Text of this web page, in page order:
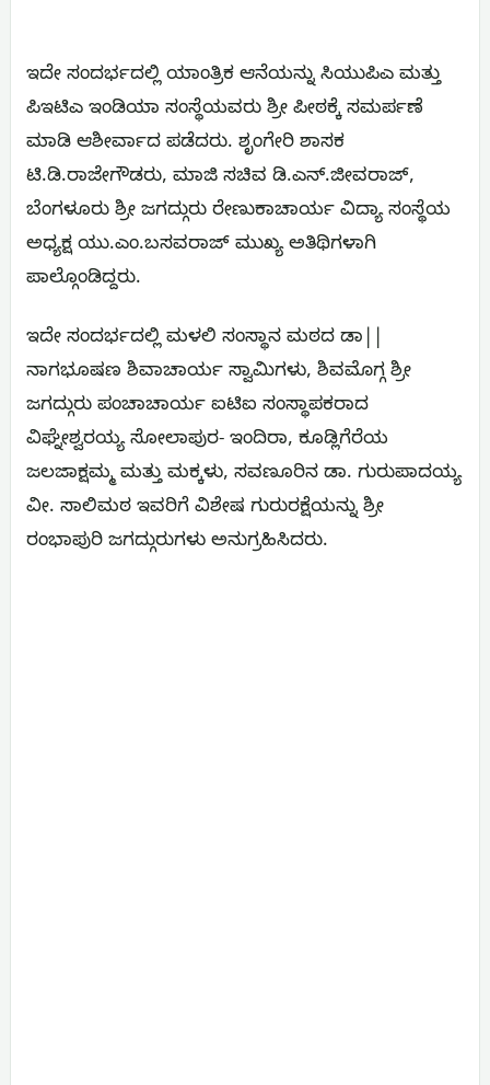
ಇದೇ ಸಂದರ್ಭದಲ್ಲಿ ಯಾಂತ್ರಿಕ ಆನೆಯನ್ನು ಸಿಯುಪಿಎ ಮತ್ತು
ಪಿಇಟಿಎ ಇಂಡಿಯಾ ಸಂಸ್ಥೆಯವರು ಶ್ರೀ ಪೀಠಕ್ಕೆ ಸಮರ್ಪಣೆ
ಮಾಡಿ ಆಶೀರ್ವಾದ ಪಡೆದರು. ಶೃಂಗೇರಿ ಶಾಸಕ
ಟಿ.ಡಿ.ರಾಜೇಗೌಡರು, ಮಾಜಿ ಸಚಿವ ಡಿ.ಎನ್.ಜೀವರಾಜ್,
ಬೆಂಗಳೂರು ಶ್ರೀ ಜಗದ್ಗುರು ರೇಣುಕಾಚಾರ್ಯ ವಿದ್ಯಾ ಸಂಸ್ಥೆಯ
ಅಧ್ಯಕ್ಷ ಯು.ಎಂ.ಬಸವರಾಜ್ ಮುಖ್ಯ ಅತಿಥಿಗಳಾಗಿ
ಪಾಲ್ಗೊಂಡಿದ್ದರು.
ಇದೇ ಸಂದರ್ಭದಲ್ಲಿ ಮಳಲಿ ಸಂಸ್ಥಾನ ಮಠದ ಡಾ||
ನಾಗಭೂಷಣ ಶಿವಾಚಾರ್ಯ ಸ್ವಾಮಿಗಳು, ಶಿವಮೊಗ್ಗ ಶ್ರೀ
ಜಗದ್ಗುರು ಪಂಚಾಚಾರ್ಯ ಐಟಿಐ ಸಂಸ್ಥಾಪಕರಾದ
ವಿಘ್ನೇಶ್ವರಯ್ಯ ಸೋಲಾಪುರ- ಇಂದಿರಾ, ಕೂಡ್ಲಿಗೆರೆಯ
ಜಲಜಾಕ್ಷಮ್ಮ ಮತ್ತು ಮಕ್ಕಳು, ಸವಣೂರಿನ ಡಾ. ಗುರುಪಾದಯ್ಯ
ವೀ. ಸಾಲಿಮಠ ಇವರಿಗೆ ವಿಶೇಷ ಗುರುರಕ್ಷೆಯನ್ನು ಶ್ರೀ
ರಂಭಾಪುರಿ ಜಗದ್ಗುರುಗಳು ಅನುಗ್ರಹಿಸಿದರು.